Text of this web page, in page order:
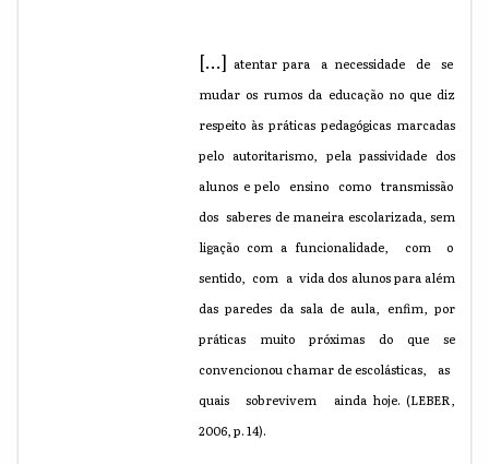
[...]atentar para a necessidade de se
mudar os rumos da educação no que diz
respeito às práticas pedagógicas marcadas
pelo autoritarismo, pela passividade dos
alunos e pelo ensino como transmissão
dos saberes de maneira escolarizada, sem
ligação com a funcionalidade, com o
sentido, com a vida dos alunos para além
das paredes da sala de aula, enfim, por
práticas muito próximas do que se
convencionou chamar de escolásticas, as
quais sobrevivem ainda hoje. (LEBER,
2006, p. 14).